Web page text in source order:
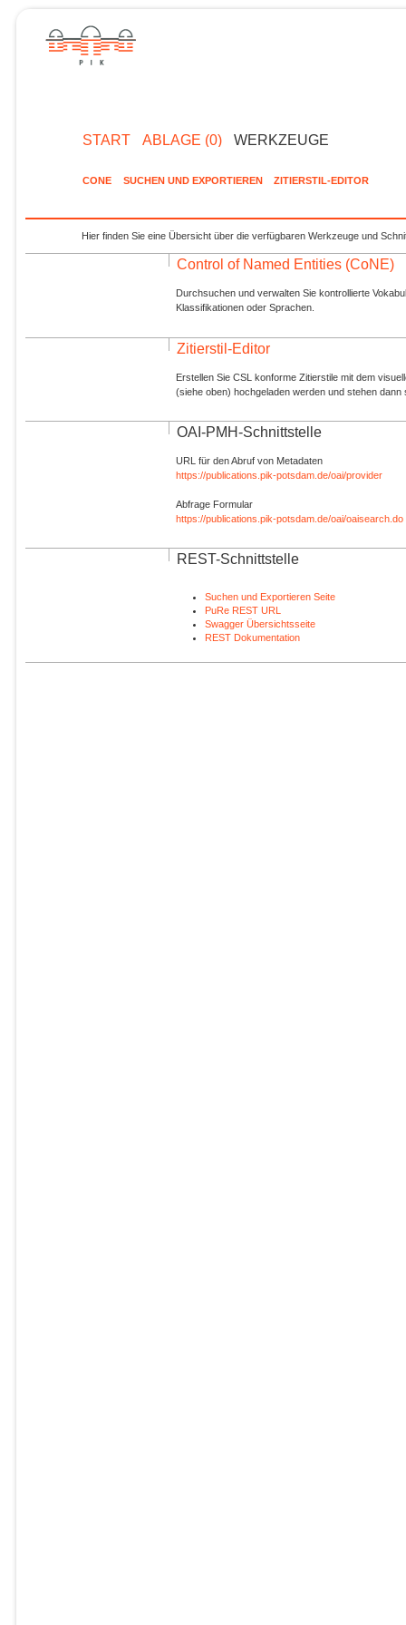
START ABLAGE (0) WERKZEUGE
CONE SUCHEN UND EXPORTIEREN ZITIERSTIL-EDITOR
Hier finden Sie eine Übersicht über die verfügbaren Werkzeuge und
Control of Named Entities (CoNE)
Durchsuchen und verwalten Sie kontrollierte
Klassifikationen oder Sprachen.
Zitierstil-Editor
Erstellen Sie CSL konforme Zitierstile mit dem
(siehe oben) hochgeladen werden und stehen dann
OAI-PMH-Schnittstelle
URL für den Abruf von Metadaten
https://publications.pik-potsdam.de/oai/provider
Abfrage Formular
https://publications.pik-potsdam.de/oai/oaisearch.do
REST-Schnittstelle
Suchen und Exportieren Seite
PuRe REST URL
Swagger Übersichtsseite
REST Dokumentation